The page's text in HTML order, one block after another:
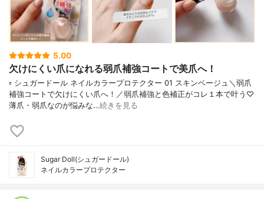
5.00
欠けにくい爪になれる弱爪補強コートで美爪へ！
▫️ シュガードール ネイルカラープロテクター 01 スキンベージュ＼弱爪
補強コートで欠けにくい爪へ！／弱爪補強と色補正がコレ１本で叶う♡
薄爪・弱爪なのが悩みな…続きを見る
Sugar Doll(シュガードール)
ネイルカラープロテクター